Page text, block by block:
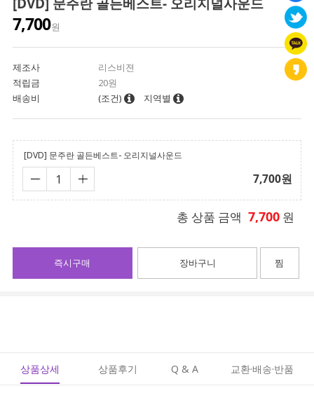
7,700원
제조사
리스비젼
적립금
20원
배송비
(조건) 지역별
[DVD] 문주란 골든베스트- 오리지널사운드
7,700원
총 상품 금액 7,700 원
장바구니
즉시구매 찜
상품상세 상품후기 Q & A 교환·배송·반품